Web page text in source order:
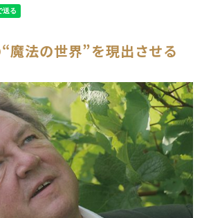
魔法の世界”を現出させる